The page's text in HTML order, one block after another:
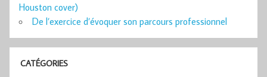
Houston cover)
De l’exercice d’évoquer son parcours professionnel
CATÉGORIES